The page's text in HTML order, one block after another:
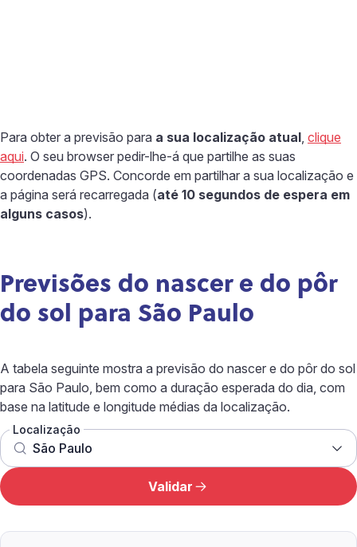
Para obter a previsão para a sua localização atual, clique
aqui. O seu browser pedir-lhe-á que partilhe as suas
coordenadas GPS. Concorde em partilhar a sua localização e
a página será recarregada (até 10 segundos de espera em
alguns casos).
Previsões do nascer e do pôr
do sol para São Paulo
A tabela seguinte mostra a previsão do nascer e do pôr do sol
para São Paulo, bem como a duração esperada do dia, com
base na latitude e longitude médias da localização.
Localização
Validar